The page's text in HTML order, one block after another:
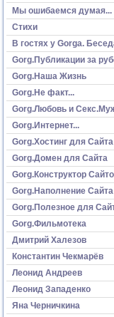
Мы ошибаемся думая...
Стихи
В гостях у Gorga.
Gorg.Публикации за
Gorg.Наша Жизнь
Gorg.Не факт...
Gorg.Любовь и
Gorg.Интернет...
Gorg.Хостинг для Сайта
Gorg.Домен для Сайта
Gorg.Конструктор
Gorg.Наполнение Сайта
Gorg.Полезное для
Gorg.Фильмотека
Дмитрий Халезов
Константин Чекмарёв
Леонид Андреев
Леонид Западенко
Яна Черничкина